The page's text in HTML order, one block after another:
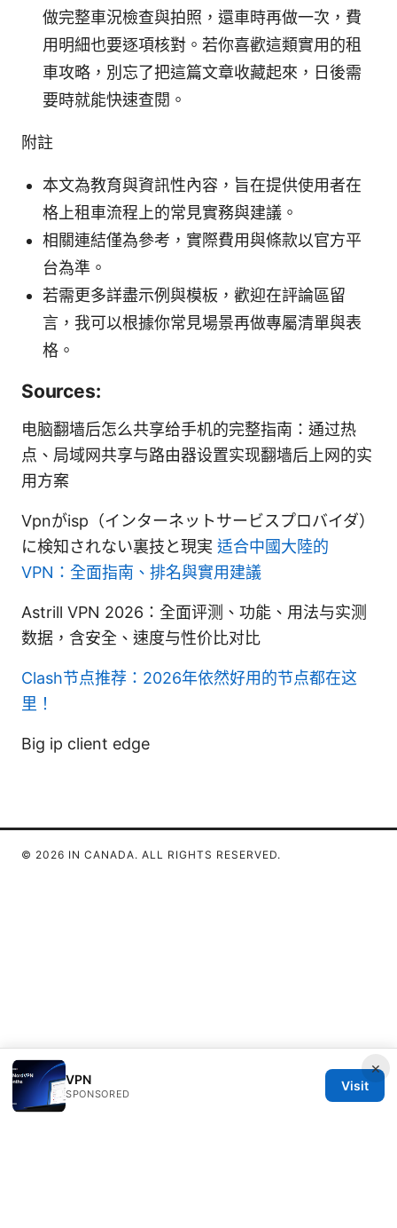
做完整車況檢查與拍照，還車時再做一次，費
用明細也要逐項核對。若你喜歡這類實用的租
車攻略，別忘了把這篇文章收藏起來，日後需
要時就能快速查閱。
附註
本文為教育與資訊性內容，旨在提供使用者在
格上租車流程上的常見實務與建議。
相關連結僅為參考，實際費用與條款以官方平
台為準。
若需更多詳盡示例與模板，歡迎在評論區留
言，我可以根據你常見場景再做專屬清單與表
格。
Sources:
电脑翻墙后怎么共享给手机的完整指南：通过热
点、局域网共享与路由器设置实现翻墙后上网的实
用方案
Vpnがisp（インターネットサービスプロバイダ）
に検知されない裏技と現実 适合中國大陸的
VPN：全面指南、排名與實用建議
Astrill VPN 2026：全面评测、功能、用法与实测
数据，含安全、速度与性价比对比
Clash节点推荐：2026年依然好用的节点都在这
里！
Big ip client edge
×
VPN
SPONSORED
Visit
© 2026 IN CANADA. ALL RIGHTS RESERVED.